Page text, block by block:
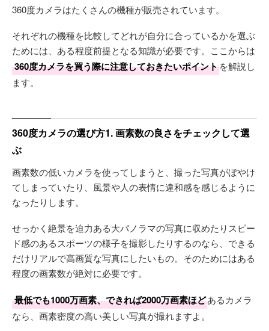
360度カメラはたくさんの機種が販売されています。
それぞれの機種を比較してどれが自分に合っているかを選ぶ
ためには、ある程度前提となる知識が必要です。ここからは
360度カメラを買う際に注意しておきたいポイントを解説し
ます。
360度カメラの選び方1. 画素数の良さをチェックして選
ぶ
画素数の低いカメラを使ってしまうと、撮った写真がぼやけ
てしまっていたり、風景や人の表情に違和感を感じるように
なったりします。
せっかく絶景を迫力ある大パノラマの写真に収めたりスピー
ド感のあるスポーツの様子を撮影したりするのなら、できる
だけリアルで高画質な写真にしたいもの。そのためにはある
程度の画素数が絶対に必要です。
最低でも1000万画素、できれば2000万画素ほどあるカメラ
なら、画素密度の高い美しい写真が撮れますよ。